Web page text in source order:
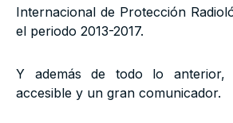
Internacional de Protección
el periodo 2013-2017.
Y además de todo lo anterior,
accesible y un gran comunicador.